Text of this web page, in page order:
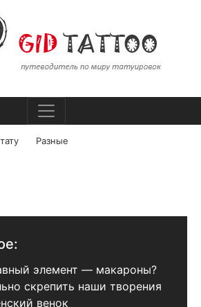
Разные
элемент — макароны?
скрепить наши творения
венок